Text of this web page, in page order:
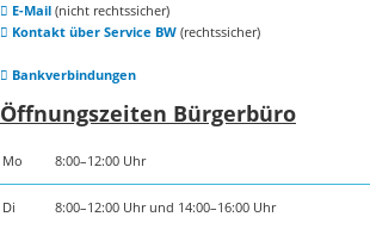
E-Mail(nicht rechtssicher)
Kontakt über Service BW(rechtssicher)
Bankverbindungen
Öffnungszeiten Bürgerbüro
Mo 8:00–12:00 Uhr
Di 8:00–12:00 Uhr und 14:00–16:00 Uhr